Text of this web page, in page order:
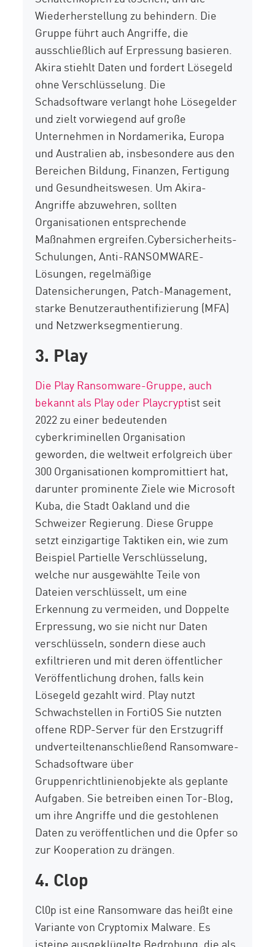
Wiederherstellung zu behindern. Die
Gruppe führt auchAngriffe, die
ausschließlich auf Erpressung basieren.
Akira stiehlt Daten und fordert Lösegeld
ohne Verschlüsselung. Die
Schadsoftware verlangt hohe Lösegelder
und zielt vorwiegend auf große
Unternehmen in Nordamerika, Europa
und Australien ab, insbesondere aus den
Bereichen Bildung, Finanzen, Fertigung
und Gesundheitswesen. Um Akira-
Angriffe abzuwehren, sollten
Organisationen entsprechende
Maßnahmen ergreifen. Cybersicherheits-
Schulungen, Anti-RANSOMWARE-
Lösungen, regelmäßige
Datensicherungen, Patch-Management,
starke Benutzerauthentifizierung (MFA)
und Netzwerksegmentierung.
3. Play
Die Play Ransomware-Gruppe, auch
bekannt als Play oderPlaycryptist seit
2022 zu einer bedeutenden
cyberkriminellen Organisation
geworden, die weltweit erfolgreich über
300 Organisationen kompromittiert hat,
darunter prominente Ziele wie Microsoft
Kuba, die Stadt Oakland und die
Schweizer Regierung. Diese Gruppe
setzt einzigartige Taktiken ein, wie zum
Beispiel Partielle Verschlüsselung,
welche nur ausgewählte Teile von
Dateien verschlüsselt, um eine
Erkennung zu vermeiden, und Doppelte
Erpressung, wo sie nicht nur Daten
verschlüsseln, sondern diese auch
exfiltrieren und mit deren öffentlicher
Veröffentlichung drohen, falls kein
Lösegeld gezahlt wird. Play nutzt
Schwachstellen in FortiOS Sie nutzten
offene RDP-Server fürden Erstzugriff
undverteiltenanschließend Ransomware-
Schadsoftware über
Gruppenrichtlinienobjekte als geplante
Aufgaben. Sie betreiben einen Tor-Blog,
um ihre Angriffe und die gestohlenen
Daten zu veröffentlichen und die Opfer so
zur Kooperation zu drängen.
4. Clop
Cl0p ist eine Ransomware das heißt eine
Variante von Cryptomix Malware . Es
isteine ausgeklügelte Bedrohung, die als